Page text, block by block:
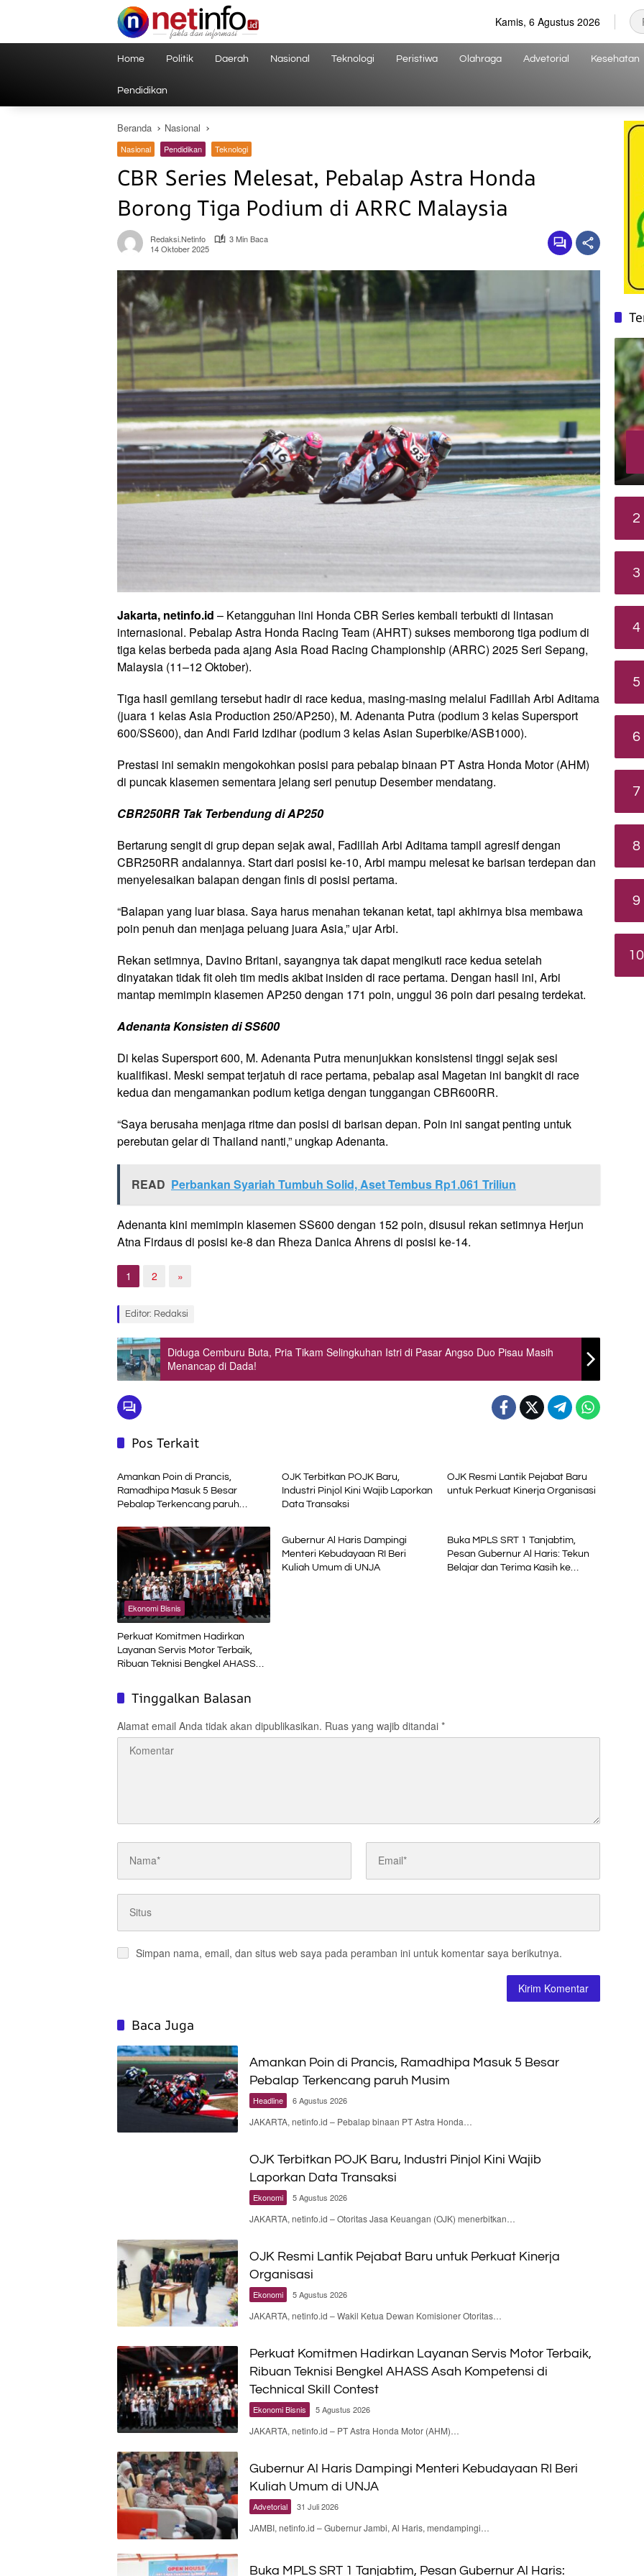
Kamis, 6 Agustus 2026
Home Politik Daerah Nasional Teknologi Peristiwa Olahraga Advetorial Kesehatan
Pendidikan
Beranda Nasional
Nasional Pendidikan Teknologi
CBR Series Melesat, Pebalap Astra Honda
Borong Tiga Podium di ARRC Malaysia
Redaksi.netinfo
3 Min Baca
14 Oktober 2025
Jakarta, netinfo.id – Ketangguhan lini Honda CBR Series kembali terbukti di lintasan
internasional. Pebalap Astra Honda Racing Team (AHRT) sukses memborong tiga podium di
tiga kelas berbeda pada ajang Asia Road Racing Championship (ARRC) 2025 Seri Sepang,
Malaysia (11–12 Oktober).
Tiga hasil gemilang tersebut hadir di race kedua, masing-masing melalui Fadillah Arbi Aditama
(juara 1 kelas Asia Production 250/AP250), M. Adenanta Putra (podium 3 kelas Supersport
600/SS600), dan Andi Farid Izdihar (podium 3 kelas Asian Superbike/ASB1000).
Prestasi ini semakin mengokohkan posisi para pebalap binaan PT Astra Honda Motor (AHM)
di puncak klasemen sementara jelang seri penutup Desember mendatang.
CBR250RR Tak Terbendung di AP250
Bertarung sengit di grup depan sejak awal, Fadillah Arbi Aditama tampil agresif dengan
CBR250RR andalannya. Start dari posisi ke-10, Arbi mampu melesat ke barisan terdepan dan
menyelesaikan balapan dengan finis di posisi pertama.
“Balapan yang luar biasa. Saya harus menahan tekanan ketat, tapi akhirnya bisa membawa
poin penuh dan menjaga peluang juara Asia,” ujar Arbi.
Rekan setimnya, Davino Britani, sayangnya tak dapat mengikuti race kedua setelah
dinyatakan tidak fit oleh tim medis akibat insiden di race pertama. Dengan hasil ini, Arbi
mantap memimpin klasemen AP250 dengan 171 poin, unggul 36 poin dari pesaing terdekat.
Adenanta Konsisten di SS600
Di kelas Supersport 600, M. Adenanta Putra menunjukkan konsistensi tinggi sejak sesi
kualifikasi. Meski sempat terjatuh di race pertama, pebalap asal Magetan ini bangkit di race
kedua dan mengamankan podium ketiga dengan tunggangan CBR600RR.
“Saya berusaha menjaga ritme dan posisi di barisan depan. Poin ini sangat penting untuk
perebutan gelar di Thailand nanti,” ungkap Adenanta.
READ Perbankan Syariah Tumbuh Solid, Aset Tembus Rp1.061 Triliun
Adenanta kini memimpin klasemen SS600 dengan 152 poin, disusul rekan setimnya Herjun
Atna Firdaus di posisi ke-8 dan Rheza Danica Ahrens di posisi ke-14.
1 2 »
Editor: Redaksi
Diduga Cemburu Buta, Pria Tikam Selingkuhan Istri di Pasar Angso Duo Pisau Masih
Menancap di Dada!
Pos Terkait
Headline
Amankan Poin di Prancis,
Ramadhipa Masuk 5 Besar
Pebalap Terkencang paruh
OJK Terbitkan POJK Baru,
Industri Pinjol Kini Wajib Laporkan
Data Transaksi
OJK Resmi Lantik Pejabat Baru
untuk Perkuat Kinerja Organisasi
Ekonomi Bisnis
Perkuat Komitmen Hadirkan
Layanan Servis Motor Terbaik,
Ribuan Teknisi Bengkel AHASS
Skill Contest
Advetorial
Gubernur Al Haris Dampingi
Menteri Kebudayaan RI Beri
Kuliah Umum di UNJA
Buka MPLS SRT 1 Tanjabtim,
Pesan Gubernur Al Haris: Tekun
Belajar dan Terima Kasih ke
Tinggalkan Balasan
Alamat email Anda tidak akan dipublikasikan. Ruas yang wajib ditandai *
Simpan nama, email, dan situs web saya pada peramban ini untuk komentar saya berikutnya.
Baca Juga
Amankan Poin di Prancis, Ramadhipa Masuk 5 Besar
Pebalap Terkencang paruh Musim
Headline 6 Agustus 2026
JAKARTA, netinfo.id – Pebalap binaan PT Astra Honda…
OJK Terbitkan POJK Baru, Industri Pinjol Kini Wajib
Laporkan Data Transaksi
Ekonomi 5 Agustus 2026
JAKARTA, netinfo.id – Otoritas Jasa Keuangan (OJK) menerbitkan…
OJK Resmi Lantik Pejabat Baru untuk Perkuat Kinerja
Organisasi
Ekonomi 5 Agustus 2026
JAKARTA, netinfo.id – Wakil Ketua Dewan Komisioner Otoritas…
Perkuat Komitmen Hadirkan Layanan Servis Motor Terbaik,
Ribuan Teknisi Bengkel AHASS Asah Kompetensi di
Technical Skill Contest
Ekonomi Bisnis 5 Agustus 2026
JAKARTA, netinfo.id – PT Astra Honda Motor (AHM)…
Gubernur Al Haris Dampingi Menteri Kebudayaan RI Beri
Kuliah Umum di UNJA
Advetorial 31 Juli 2026
JAMBI, netinfo.id – Gubernur Jambi, Al Haris, mendampingi…
Buka MPLS SRT 1 Tanjabtim, Pesan Gubernur Al Haris:
2
3
4
5
6
7
8
9
10